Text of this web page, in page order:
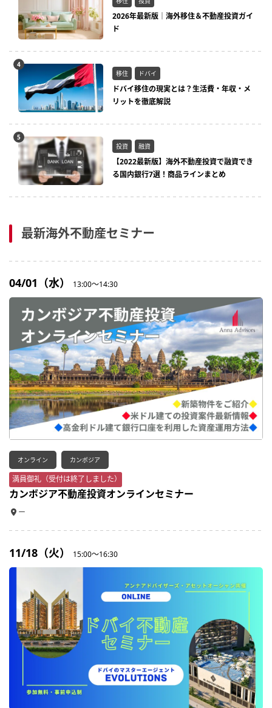
2026年最新版｜海外移住＆不動産投資ガイ
ド
移住 ドバイ
ドバイ移住の現実とは？生活費・年収・メ
リットを徹底解説
投資 融資
【2022最新版】海外不動産投資で融資でき
る国内銀行7選！商品ラインまとめ
最新海外不動産セミナー
04/01（水） 13:00～14:30
オンライン カンボジア
満員御礼（受付は終了しました）
カンボジア不動産投資オンラインセミナー
ー
11/18（火） 15:00～16:30